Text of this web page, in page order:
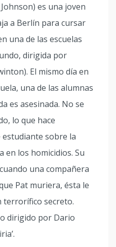
es una joven
a Berlín para cursar
una de las escuelas
dirigida por
El mismo día en
una de las alumnas
es asesinada. No se
lo que hace
sobre la
en los homicidios. Su
una compañera
Pat muriera, ésta le
terrorífico secreto.
dirigido por Dario